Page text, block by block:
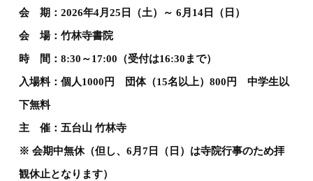
会 期：2026年4月25日（土）～ 6月14日（日）
会 場：竹林寺書院
時 間：8:30～17:00（受付は16:30まで）
入場料：個人1000円 団体（15名以上）800円 中学生以
下無料
主 催：五台山 竹林寺
※ 会期中無休（但し、6月7日（日）は寺院行事のため拝
観休止となります）